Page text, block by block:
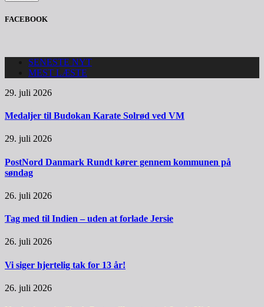
FACEBOOK
SENESTE NYT
MEST LÆSTE
29. juli 2026
Medaljer til Budokan Karate Solrød ved VM
29. juli 2026
PostNord Danmark Rundt kører gennem kommunen på
søndag
26. juli 2026
Tag med til Indien – uden at forlade Jersie
26. juli 2026
Vi siger hjertelig tak for 13 år!
26. juli 2026